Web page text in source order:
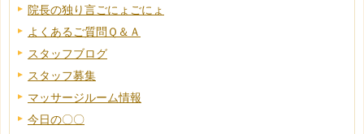
院長の独り言ごにょごにょ
よくあるご質問Ｑ＆Ａ
スタッフブログ
スタッフ募集
マッサージルーム情報
今日の〇〇